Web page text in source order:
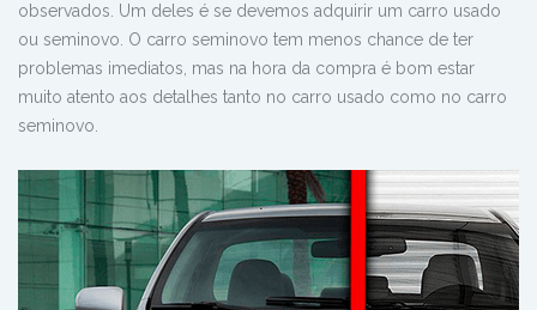
observados. Um deles é se devemos adquirir um carro usado
ou seminovo. O carro seminovo tem menos chance de ter
problemas imediatos, mas na hora da compra é bom estar
muito atento aos detalhes tanto no carro usado como no carro
seminovo.